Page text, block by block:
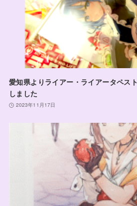
愛知県よりライアー・ライアータペス
しました
2023年11月17日